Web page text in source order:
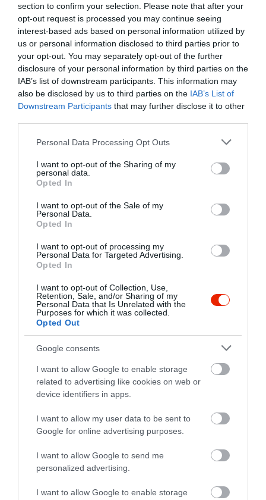
section to confirm your selection. Please note that after your
opt-out request is processed you may continue seeing
interest-based ads based on personal information utilized by
us or personal information disclosed to third parties prior to
your opt-out. You may separately opt-out of the further
disclosure of your personal information by third parties on the
IAB’s list of downstream participants. This information may
also be disclosed by us to third parties on the IAB’s List of
Downstream Participants that may further disclose it to other
Please note that this website/app uses one or more Google
not limited to your visit or usage behaviour. You may click to
grant or deny consent to Google and its third-party tags to
use your data for below specified purposes in below Google
consent section.
Personal Data Processing Opt Outs
I want to opt-out of the Sharing of my
personal data.
Opted In
I want to opt-out of the Sale of my
Personal Data.
Opted In
I want to opt-out of processing my
Personal Data for Targeted Advertising.
Opted In
I want to opt-out of Collection, Use,
Retention, Sale, and/or Sharing of my
Personal Data that Is Unrelated with the
Purposes for which it was collected.
Opted Out
Google consents
I want to allow Google to enable storage
related to advertising like cookies on web or
device identifiers in apps.
I want to allow my user data to be sent to
Google for online advertising purposes.
I want to allow Google to send me
personalized advertising.
I want to allow Google to enable storage
3.7
Összesen 3
4 0
3 0
2 0
1 1
Zsigmond Zsigmond
2022. December 28.
házi paradicsomszósz, erdei
gomba mix, spenót) : a gomba
agyonsózva, levéve a pizzáról
elfogyasztani egy kellemetlen
a szakácshoz megy az
információval. Hiába vártuk,
nevetgélt a pultnál. 10-15 perc
után integetésünkre
megérkezett a főpincér,
a gomba nélküli ( sótlan
elkészített pizzákra felszámolt
12% szervízdíjat ! Miért is???
Ez vendéglátás? Siófok
belvárosában ? A főpincér
egyre arrogánsabban
nem fizetünk szervízdíjat,
akkor ő nem tud csokit venni a
gyermekének...Tényleg ? Ez a